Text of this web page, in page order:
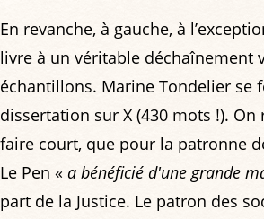
En revanche, à gauche, à
livre à un véritable déchaînement
échantillons. Marine Tondelier se
dissertation sur X (430 mots !).
faire court, que pour la patronne
Le Pen « a bénéficié d'une grande
part de la Justice. Le patron des